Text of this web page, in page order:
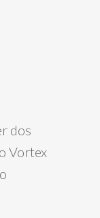
dos
Vortex